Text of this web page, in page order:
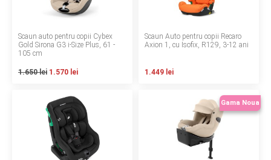
Scaun auto pentru copii Cybex
Gold Sirona G3 i-Size Plus, 61 -
105 cm
1.650 lei 1.570 lei
Scaun Auto pentru copii Recaro
Axion 1, cu Isofix, R129, 3-12 ani
1.449 lei
Gama Noua